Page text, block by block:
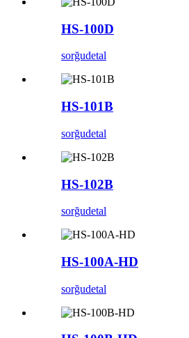
HS-100D
sorğudetal
HS-101B
sorğudetal
HS-102B
sorğudetal
HS-100A-HD
sorğudetal